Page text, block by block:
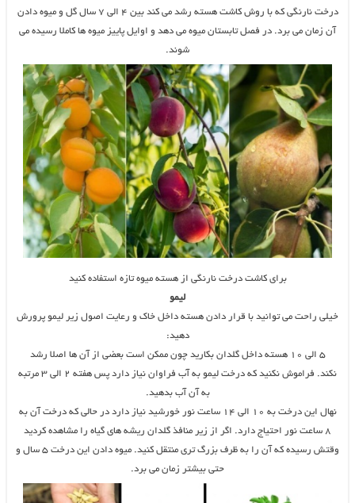
درخت نارنگی که با روش کاشت هسته رشد می کند بین ۴ الی ۷ سال گل و میوه دادن
آن زمان می برد. در فصل تابستان میوه می دهد و اوایل پاییز میوه ها کاملا رسیده می
شوند.
برای کاشت درخت نارنگی از هسته میوه تازه استفاده کنید
لیمو
خیلی راحت می توانید با قرار دادن هسته داخل خاک و رعایت اصول زیر لیمو پرورش
دهید:
۵ الی ۱۰ هسته داخل گلدان بکارید چون ممکن است بعضی از آن ها اصلا رشد
نکند. فراموش نکنید که درخت لیمو به آب فراوان نیاز دارد پس هفته ۲ الی ۳ مرتبه
به آن آب بدهید.
نهال این درخت به ۱۰ الی ۱۴ ساعت نور خورشید نیاز دارد در حالی که درخت آن به
۸ ساعت نور احتیاج دارد. اگر از زیر منافذ گلدان ریشه های گیاه را مشاهده کردید
وقتش رسیده که آن را به ظرف بزرگ تری منتقل کنید. میوه دادن این درخت ۵ سال و
حتی بیشتر زمان می برد.